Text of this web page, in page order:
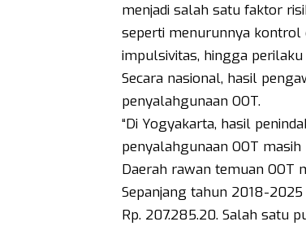
menjadi salah satu faktor
seperti menurunnya kontrol
impulsivitas, hingga perilaku
Secara nasional, hasil
penyalahgunaan OOT.
“Di Yogyakarta, hasil
penyalahgunaan OOT
Daerah rawan temuan OOT
Sepanjang tahun 2018-2025
Rp. 207.285.20. Salah satu